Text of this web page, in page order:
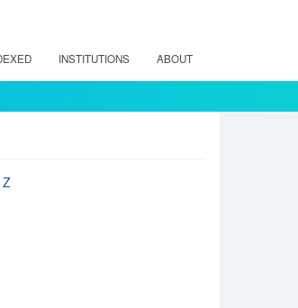
INSTITUTIONS ABOUT
Z